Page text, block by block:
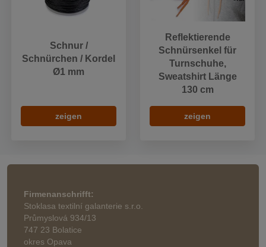
Schnur /
Schnürchen / Kordel
Ø1 mm
zeigen
Reflektierende
Schnürsenkel für
Turnschuhe,
Sweatshirt Länge
130 cm
zeigen
Firmenanschrifft:
Stoklasa textilní galanterie s.r.o.
Průmyslová 934/13
747 23 Bolatice
okres Opava